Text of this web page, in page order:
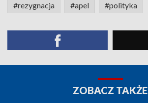
#rezygnacja #apel #polityka
ZOBACZ TAKŻE